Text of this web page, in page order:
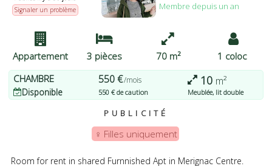
pouvez modifier vos préférences ou retirer votre
consentement à tout moment en revenant sur ce site et en
cliquant sur le bouton "Confidentialité" en bas de la page Web.
PLUS D'OPTIONS
Signaler un problème
Membre depuis un an
Appartement 3 pièces 70 m²
1 coloc
CHAMBRE
550 €/mois 10 m²
Disponible 550 € de caution Meublée, lit double
PUBLICITÉ
♀️ Filles uniquement
Room for rent in shared Furnnished Apt in Merignac Centre.